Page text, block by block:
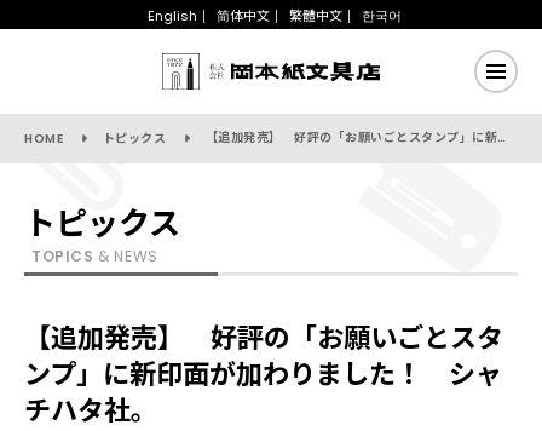
English 简体中文 繁體中文 한국어
HOME トピックス 【追加発売】 好評の「お願いごとスタンプ」に新印面が加わりました！ シャチハタ社。
トピックス
TOPICS & NEWS
【追加発売】 好評の「お願いごとスタ
ンプ」に新印面が加わりました！ シャ
チハタ社。